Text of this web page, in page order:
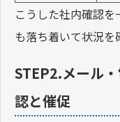
こうした社内確認
も落ち着いて状況を
STEP2.メール
認と催促